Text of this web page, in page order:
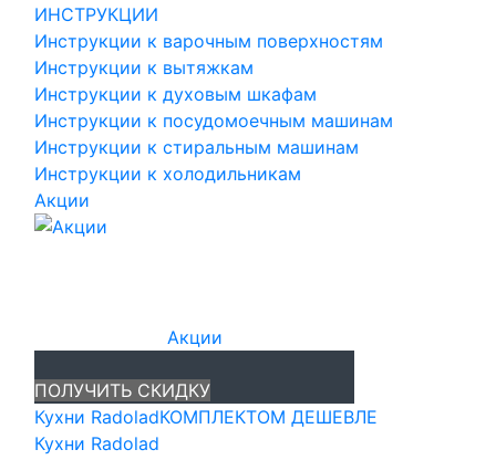
ИНСТРУКЦИИ
Инструкции к варочным поверхностям
Инструкции к вытяжкам
Инструкции к духовым шкафам
Инструкции к посудомоечным машинам
Инструкции к стиральным машинам
Инструкции к холодильникам
Акции
Акции
ПОЛУЧИТЬ СКИДКУ
Кухни Radolad
Кухни Radolad
КОМПЛЕКТОМ ДЕШЕВЛЕ